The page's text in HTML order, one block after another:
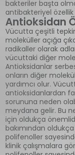
bakteriler başta
antibakteriyel
Antioksidan
Vücutta çeşitli
moleküller açığa
radikaller olarak
vücuttaki diğer
Antioksidanlar
onların diğer
yardımcı olur.
antioksidanlardan
sorununa neden
meydana gelir. Bu
için oldukça
bakımından
polifenoller
klinik çalışmalara